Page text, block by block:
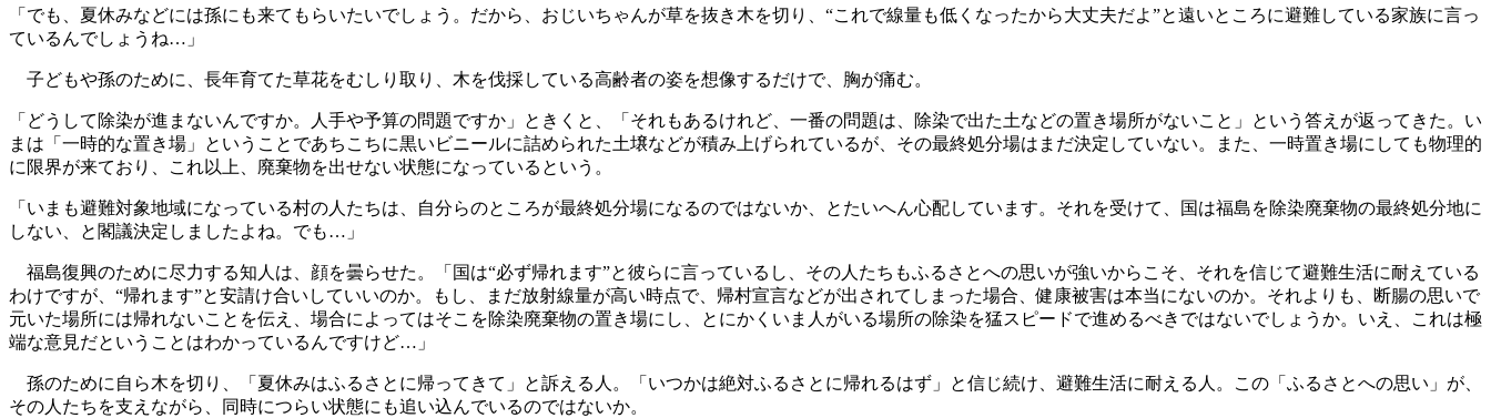
「でも、夏休みなどには孫にも来てもらいたいでしょう。だから、おじいちゃんが草を抜き木を切り、“これで線量も低くなったから大丈夫だよ”と遠いところに避難している家族に言っ
ているんでしょうね…」
子どもや孫のために、長年育てた草花をむしり取り、木を伐採している高齢者の姿を想像するだけで、胸が痛む。
「どうして除染が進まないんですか。人手や予算の問題ですか」ときくと、「それもあるけれど、一番の問題は、除染で出た土などの置き場所がないこと」という答えが返ってきた。い
まは「一時的な置き場」ということであちこちに黒いビニールに詰められた土壌などが積み上げられているが、その最終処分場はまだ決定していない。また、一時置き場にしても物理的
に限界が来ており、これ以上、廃棄物を出せない状態になっているという。
「いまも避難対象地域になっている村の人たちは、自分らのところが最終処分場になるのではないか、とたいへん心配しています。それを受けて、国は福島を除染廃棄物の最終処分地に
しない、と閣議決定しましたよね。でも…」
福島復興のために尽力する知人は、顔を曇らせた。「国は“必ず帰れます”と彼らに言っているし、その人たちもふるさとへの思いが強いからこそ、それを信じて避難生活に耐えている
わけですが、“帰れます”と安請け合いしていいのか。もし、まだ放射線量が高い時点で、帰村宣言などが出されてしまった場合、健康被害は本当にないのか。それよりも、断腸の思いで
元いた場所には帰れないことを伝え、場合によってはそこを除染廃棄物の置き場にし、とにかくいま人がいる場所の除染を猛スピードで進めるべきではないでしょうか。いえ、これは極
端な意見だということはわかっているんですけど…」
孫のために自ら木を切り、「夏休みはふるさとに帰ってきて」と訴える人。「いつかは絶対ふるさとに帰れるはず」と信じ続け、避難生活に耐える人。この「ふるさとへの思い」が、
その人たちを支えながら、同時につらい状態にも追い込んでいるのではないか。